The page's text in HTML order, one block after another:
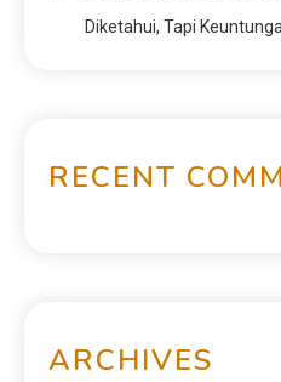
Diketahui, Tapi
RECENT
ARCHIVES